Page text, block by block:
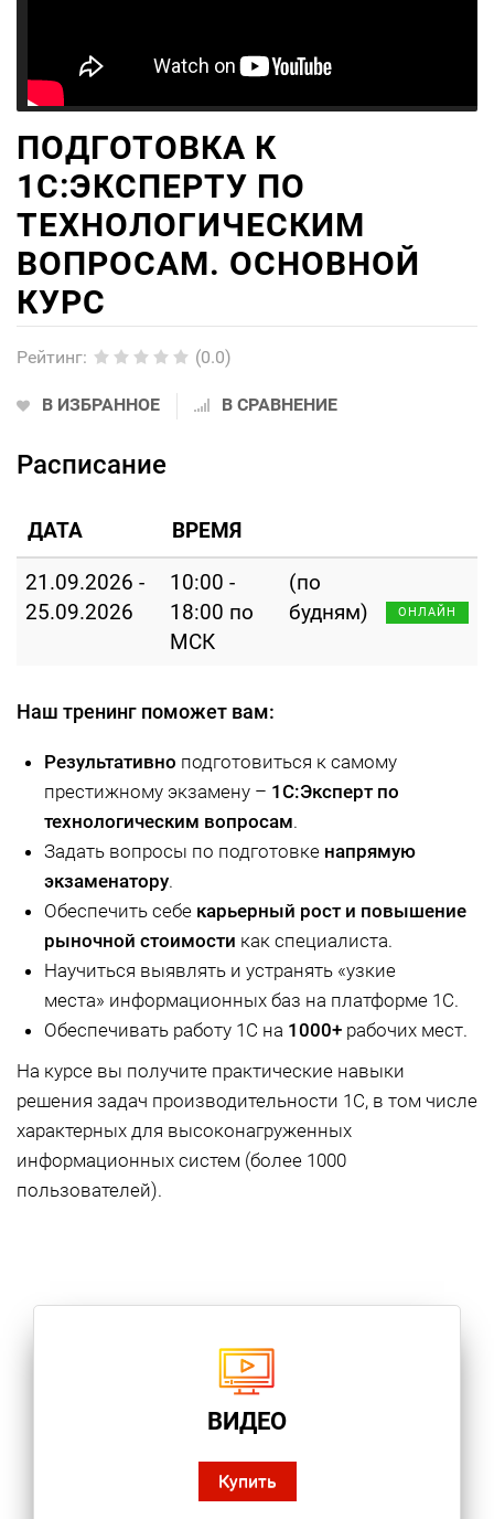
ПОДГОТОВКА К
1С:ЭКСПЕРТУ ПО
ТЕХНОЛОГИЧЕСКИМ
ВОПРОСАМ. ОСНОВНОЙ
КУРС
Рейтинг: (0.0)
В ИЗБРАННОЕ В СРАВНЕНИЕ
Расписание
ДАТА ВРЕМЯ
21.09.2026 -
25.09.2026
10:00 -
18:00 по
МСК
(по
будням)
ОНЛАЙН
Наш тренинг поможет вам:
Результативно подготовиться к самому
престижному экзамену – 1С:Эксперт по
технологическим вопросам.
Задать вопросы по подготовке напрямую
экзаменатору.
Обеспечить себе карьерный рост и повышение
рыночной стоимости как специалиста.
Научиться выявлять и устранять «узкие
места» информационных баз на платформе 1С.
Обеспечивать работу 1С на 1000+ рабочих мест.
На курсе вы получите практические навыки
решения задач производительности 1С, в том числе
характерных для высоконагруженных
информационных систем (более 1000
пользователей).
ВИДЕО
Купить